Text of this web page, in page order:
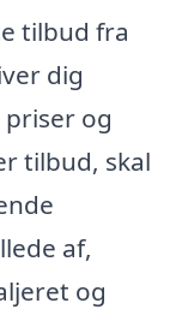
tilbud fra
dig
og
tilbud, skal
af,
og